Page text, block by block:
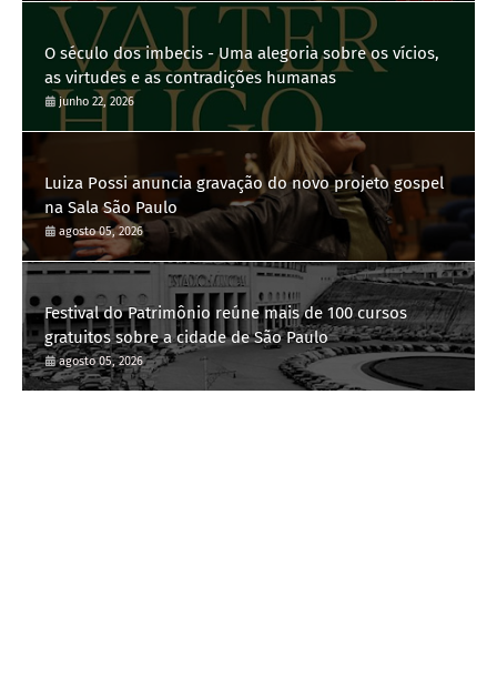
O século dos imbecis - Uma alegoria sobre os vícios,
as virtudes e as contradições humanas
junho 22, 2026
Luiza Possi anuncia gravação do novo projeto gospel
na Sala São Paulo
agosto 05, 2026
Festival do Patrimônio reúne mais de 100 cursos
gratuitos sobre a cidade de São Paulo
agosto 05, 2026